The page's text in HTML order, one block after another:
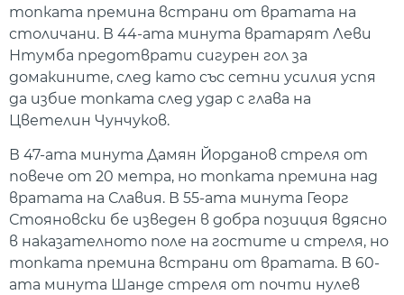
топката премина встрани от вратата на
столичани. В 44-ата минута вратарят Леви
Нтумба предотврати сигурен гол за
домакините, след като със сетни усилия успя
да избие топката след удар с глава на
Цветелин Чунчуков.
В 47-ата минута Дамян Йорданов стреля от
повече от 20 метра, но топката премина над
вратата на Славия. В 55-ата минута Георг
Стояновски бе изведен в добра позиция вдясно
в наказателното поле на гостите и стреля, но
топката премина встрани от вратата. В 60-
ата минута Шанде стреля от почти нулев